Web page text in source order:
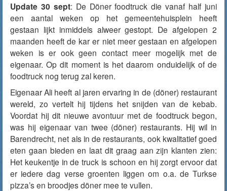
Update 30 sept: De Döner foodtruck die vanaf half juni
een aantal weken op het gemeentehuisplein heeft
gestaan lijkt inmiddels alweer gestopt. De afgelopen 2
maanden heeft de kar er niet meer gestaan en afgelopen
weken is er ook geen contact meer mogelijk met de
eigenaar. Op dit moment is het daarom onduidelijk of de
foodtruck nog terug zal keren.
Eigenaar Ali heeft al jaren ervaring in de (döner) restaurant
wereld, zo vertelt hij tijdens het snijden van de kebab.
Voordat hij dit nieuwe avontuur met de foodtruck begon,
was hij eigenaar van twee (döner) restaurants. Hij wil in
Barendrecht, net als in de restaurants, ook kwalitatief goed
eten gaan bieden en laat dit graag aan zijn klanten zien:
Het keukentje in de truck is schoon en hij zorgt ervoor dat
er iedere dag verse groenten liggen om o.a. de Turkse
pizza’s en broodjes döner mee te vullen.